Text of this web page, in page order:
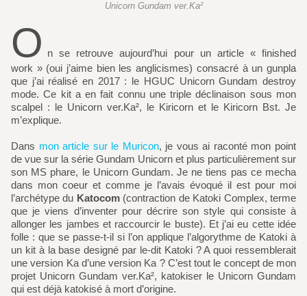
Unicorn Gundam ver.Ka²
O n se retrouve aujourd’hui pour un article « finished
work » (oui j’aime bien les anglicismes) consacré à un gunpla
que j’ai réalisé en 2017 : le HGUC Unicorn Gundam destroy
mode. Ce kit a en fait connu une triple déclinaison sous mon
scalpel : le Unicorn ver.Ka², le Kiricorn et le Kiricorn Bst. Je
m’explique.
Dans mon article sur le Muricon, je vous ai raconté mon point
de vue sur la série Gundam Unicorn et plus particulièrement sur
son MS phare, le Unicorn Gundam. Je ne tiens pas ce mecha
dans mon coeur et comme je l’avais évoqué il est pour moi
l’archétype du Katocom(contraction de Katoki Complex, terme
que je viens d’inventer pour décrire son style qui consiste à
allonger les jambes et raccourcir le buste). Et j’ai eu cette idée
folle : que se passe-t-il si l’on applique l’algorythme de Katoki à
un kit à la base designé par le-dit Katoki ? A quoi ressemblerait
une version Ka d’une version Ka ? C’est tout le concept de mon
projet Unicorn Gundam ver.Ka², katokiser le Unicorn Gundam
qui est déjà katokisé à mort d’origine.